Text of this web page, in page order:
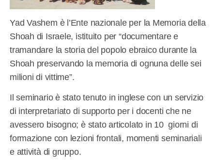
Yad Vashem è l’Ente nazionale per la Memoria della
Shoah di Israele, istituito per “documentare e
tramandare la storia del popolo ebraico durante la
Shoah preservando la memoria di ognuna delle sei
milioni di vittime”.
Il seminario è stato tenuto in inglese con un servizio
di interpretariato di supporto per i docenti che ne
avessero bisogno; è stato articolato in 10 giorni di
formazione con lezioni frontali, momenti seminariali
e attività di gruppo.